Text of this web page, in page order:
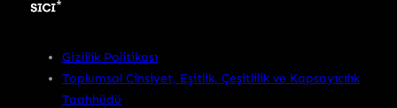
Gizlilik Politikası
Toplumsal Cinsiyet, Eşitlik, Çeşitlilik ve Kapsayıcılık
Taahhüdü